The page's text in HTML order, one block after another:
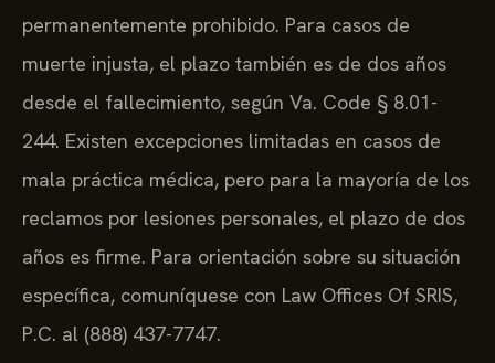
permanentemente prohibido. Para casos de
muerte injusta, el plazo también es de dos años
desde el fallecimiento, según Va. Code § 8.01-
244. Existen excepciones limitadas en casos de
mala práctica médica, pero para la mayoría de los
reclamos por lesiones personales, el plazo de dos
años es firme. Para orientación sobre su situación
específica, comuníquese con Law Offices Of SRIS,
P.C. al (888) 437-7747.